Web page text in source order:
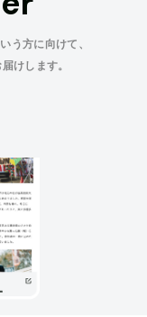
う方に向けて、
けします。